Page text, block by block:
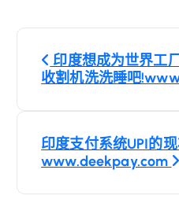
文
章
航
印度想成为世界工
收割机洗洗睡吧
印度支付系统UPI的
www.deekpay.com